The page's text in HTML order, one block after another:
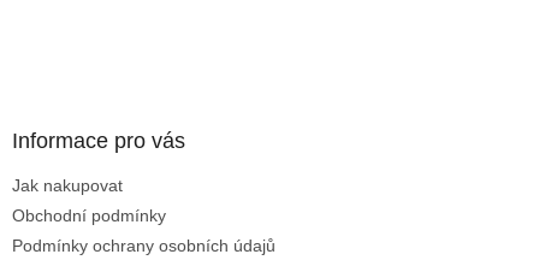
Informace pro vás
Jak nakupovat
Obchodní podmínky
Podmínky ochrany osobních údajů